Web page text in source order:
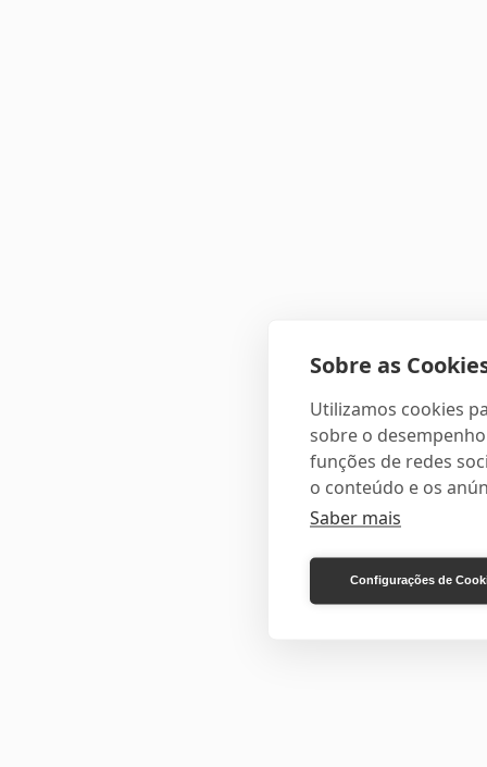
Sobre as
Utilizamos cookies
sobre o
funções de redes
o conteúdo e os
Saber mais
Configurações de